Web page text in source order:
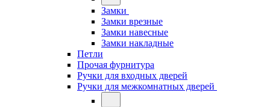
Замки
Замки врезные
Замки навесные
Замки накладные
Петли
Прочая фурнитура
Ручки для входных дверей
Ручки для межкомнатных дверей